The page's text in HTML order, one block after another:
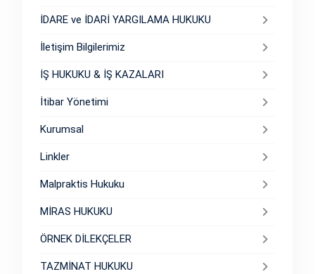
İDARE ve İDARİ YARGILAMA HUKUKU
İletişim Bilgilerimiz
İŞ HUKUKU & İŞ KAZALARI
İtibar Yönetimi
Kurumsal
Linkler
Malpraktis Hukuku
MİRAS HUKUKU
ÖRNEK DİLEKÇELER
TAZMİNAT HUKUKU